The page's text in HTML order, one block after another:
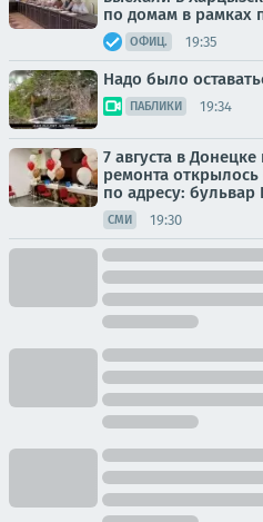
по домам в рамках
ОФИЦ. 19:35
Надо было
ПАБЛИКИ 19:34
7 августа в
ремонта
по адресу: бульвар
СМИ 19:30